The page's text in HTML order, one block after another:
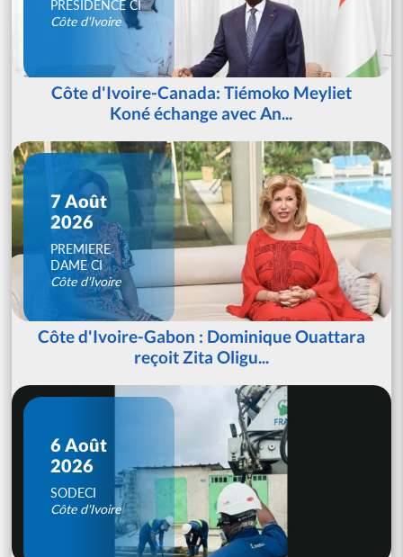
PRESIDENCE CI
Côte d'Ivoire
Côte d'Ivoire-Canada: Tiémoko Meyliet
Koné échange avec An...
7 Août
2026
PREMIERE
DAME CI
Côte d'Ivoire
Côte d'Ivoire-Gabon : Dominique Ouattara
reçoit Zita Oligu...
6 Août
2026
SODECI
Côte d'Ivoire